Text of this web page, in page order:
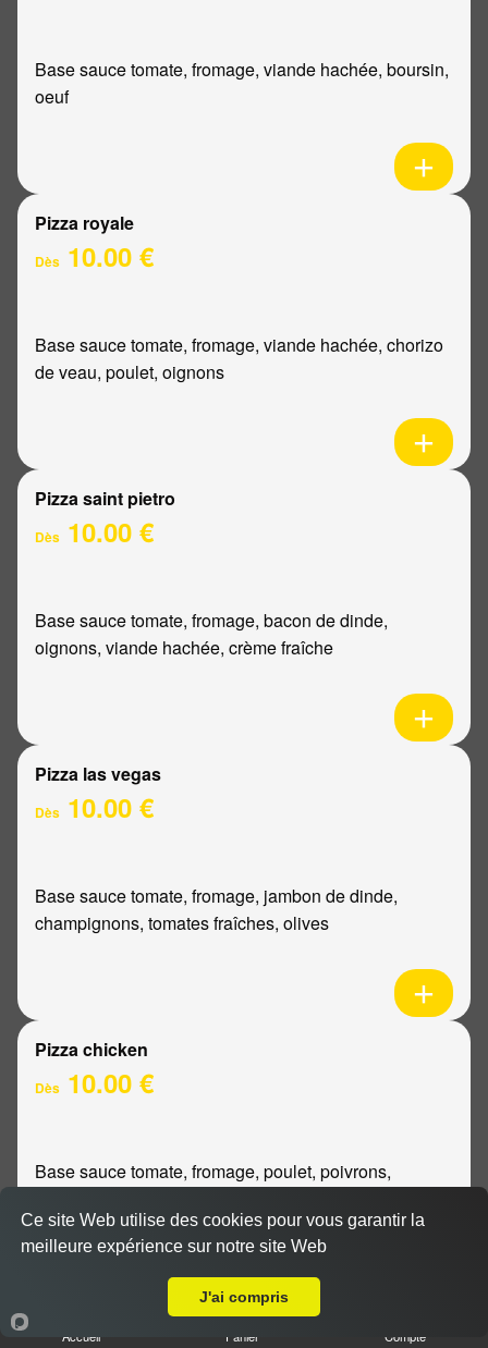
Base sauce tomate, fromage, viande hachée, boursin,
oeuf
Pizza royale
Dès 10.00 €
Base sauce tomate, fromage, viande hachée, chorizo
de veau, poulet, oignons
Pizza saint pietro
Dès 10.00 €
Base sauce tomate, fromage, bacon de dinde,
oignons, viande hachée, crème fraîche
Pizza las vegas
Dès 10.00 €
Base sauce tomate, fromage, jambon de dinde,
champignons, tomates fraîches, olives
Pizza chicken
Dès 10.00 €
Base sauce tomate, fromage, poulet, poivrons,
Pizza bourguignonne
Accueil Panier Compte
Ce site Web utilise des cookies pour vous garantir la
meilleure expérience sur notre site Web
J'ai compris